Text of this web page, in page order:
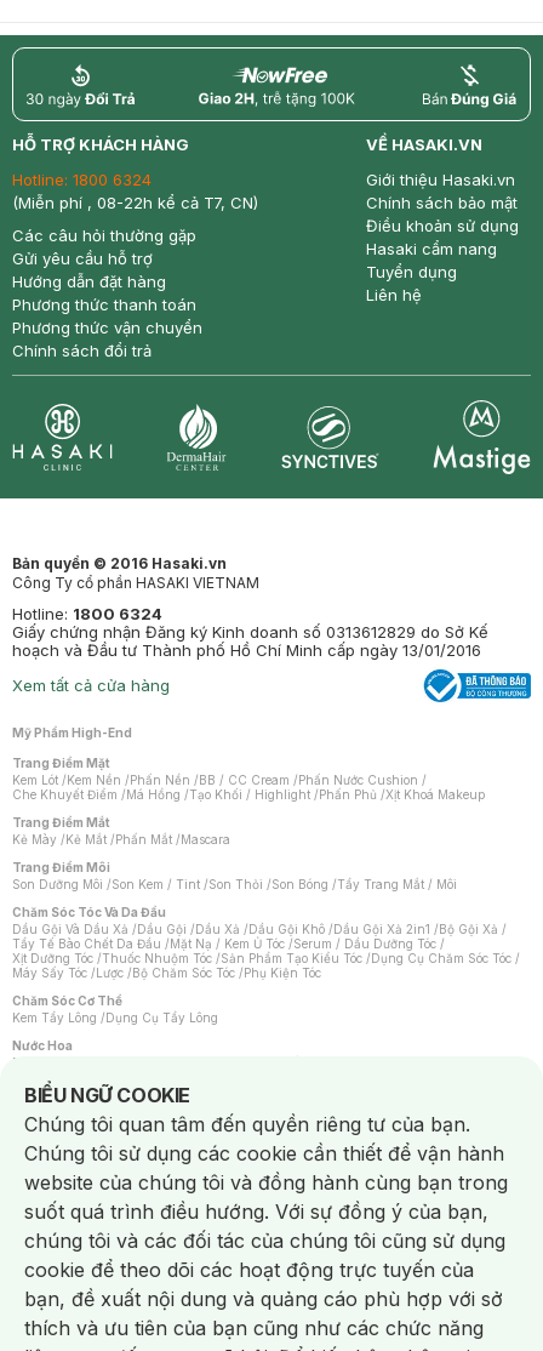
return nowfree price
HỖ TRỢ KHÁCH HÀNG
Hotline: 1800 6324
(Miễn phí , 08-22h kể cả T7, CN)
Các câu hỏi thường gặp
Gửi yêu cầu hỗ trợ
Hướng dẫn đặt hàng
Phương thức thanh toán
Phương thức vận chuyển
Chính sách đổi trả
VỀ HASAKI.VN
Giới thiệu Hasaki.vn
Chính sách bảo mật
Điều khoản sử dụng
Hasaki cẩm nang
Tuyển dụng
Liên hệ
Bản quyền © 2016 Hasaki.vn
Công Ty cổ phần HASAKI VIETNAM
Hotline: 1800 6324
Giấy chứng nhận Đăng ký Kinh doanh số 0313612829 do Sở Kế
hoạch và Đầu tư Thành phố Hồ Chí Minh cấp ngày 13/01/2016
Xem tất cả cửa hàng
Mỹ Phẩm High-End
Trang Điểm Mặt
Kem Lót /Kem Nền /Phấn Nền /BB / CC Cream /Phấn Nước Cushion /
Che Khuyết Điểm /Má Hồng /Tạo Khối / Highlight /Phấn Phủ /Xịt Khoá Makeup
Trang Điểm Mắt
Kẻ Mày /Kẻ Mắt /Phấn Mắt /Mascara
Trang Điểm Môi
Son Dưỡng Môi /Son Kem / Tint /Son Thỏi /Son Bóng /Tẩy Trang Mắt / Môi
Chăm Sóc Tóc Và Da Đầu
Dầu Gội Và Dầu Xả /Dầu Gội /Dầu Xả /Dầu Gội Khô /Dầu Gội Xả 2in1 /Bộ Gội Xả /
Tẩy Tế Bào Chết Da Đầu /Mặt Nạ / Kem Ủ Tóc /Serum / Dầu Dưỡng Tóc /
Xịt Dưỡng Tóc /Thuốc Nhuộm Tóc /Sản Phẩm Tạo Kiểu Tóc /Dụng Cụ Chăm Sóc Tóc /
Máy Sấy Tóc /Lược /Bộ Chăm Sóc Tóc /Phụ Kiện Tóc
Chăm Sóc Cơ Thể
Kem Tẩy Lông /Dụng Cụ Tẩy Lông
Nước Hoa
Nước Hoa Nữ
Chăm Sóc Cá Nhân
Chống Muỗi /Khẩu Trang /Máy Massage/Mặt Nạ Xông Hơi /Nước Rửa Tay/
Sản Phẩm Chăm Sóc Khác /Bàn Chải Đánh Răng /Bàn Chải Điện/
Hỗ Trợ Trắng Răng/Kem Đánh Răng /Máy Tăm Nước/ Nước Súc Miệng/
Tăm / Chỉ Nha Khoa/ Xịt Thơm Miệng / Dung Dịch Vệ Sinh/Dưỡng Vùng Kín/
Khăn Ướt Vệ Sinh Vùng Kín/Băng Vệ Sinh/Tampon/Bọt Cạo Râu /Dao Cạo Râu/
Máy Cạo Râu
Vấn Đề Về Da
Da Dầu / Lỗ Chân Lông To/ Da Khô / Mất Nước/ Da Lão Hóa/ Da Mụn/
Da Nhạy Cảm / Kích Ứng
Da Xỉn Màu Thâm / Nám / Tàn Nhang
Quầng Thâm & Bọng Mắt /Sẹo /Viêm Da Cơ Địa
Dụng Cụ / Phụ Kiện Chăm Sóc Da
Bông Tẩy Trang
Khăn Lau Mặt Khô Dụng Cụ / Máy Rửa Mặt Máy Chăm Sóc Da
Dụng Cụ Chăm Sóc Khác
BIỂU NGỮ COOKIE
Notice about cookies usage
Chúng tôi quan tâm đến quyền riêng tư của bạn.
Chúng tôi sử dụng các cookie cần thiết để vận hành
website của chúng tôi và đồng hành cùng bạn trong
suốt quá trình điều hướng. Với sự đồng ý của bạn,
chúng tôi và các đối tác của chúng tôi cũng sử dụng
cookie để theo dõi các hoạt động trực tuyến của
bạn, đề xuất nội dung và quảng cáo phù hợp với sở
thích và ưu tiên của bạn cũng như các chức năng